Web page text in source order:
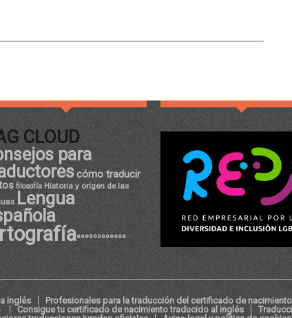
CLOUD
para
cómo traducir
filosofía Historia y origen de las
Lengua
ºººººººººººº
inglés
Profesionales para la traducción del certificado de
Consigue tu certificado de nacimiento traducido al inglés